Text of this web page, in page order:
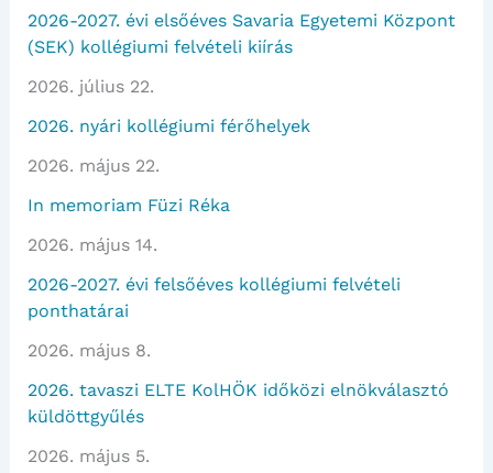
2026-2027. évi elsőéves Savaria Egyetemi Központ
(SEK) kollégiumi felvételi kiírás
2026. július 22.
2026. nyári kollégiumi férőhelyek
2026. május 22.
In memoriam Füzi Réka
2026. május 14.
2026-2027. évi felsőéves kollégiumi felvételi
ponthatárai
2026. május 8.
2026. tavaszi ELTE KolHÖK időközi elnökválasztó
küldöttgyűlés
2026. május 5.